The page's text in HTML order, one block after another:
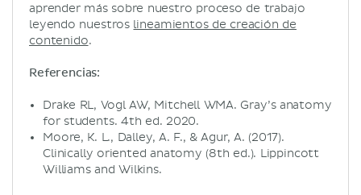
aprender más sobre nuestro proceso de trabajo
leyendo nuestros lineamientos de creación de
contenido.
Referencias:
Drake RL, Vogl AW, Mitchell WMA. Gray’s anatomy
for students. 4th ed. 2020.
Moore, K. L., Dalley, A. F., & Agur, A. (2017).
Clinically oriented anatomy (8th ed.). Lippincott
Williams and Wilkins.